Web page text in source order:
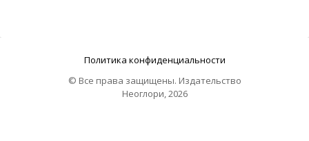
Политика конфиденциальности
© Все права защищены. Издательство
Неоглори, 2026